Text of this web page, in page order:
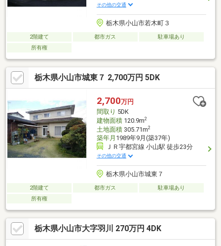
その他の交通
栃木県小山市若木町３
2階建て 都市ガス
駐車場あり
所有権
栃木県小山市城東７ 2,700万円 5DK
2,700万円
間取り 5DK
建物面積120.9m2
土地面積305.71m2
築年月 1989年9月(築37年)
ＪＲ宇都宮線 小山駅 徒歩23分
その他の交通
栃木県小山市城東７
2階建て 都市ガス
駐車場あり
所有権
栃木県小山市大字羽川 270万円 4DK